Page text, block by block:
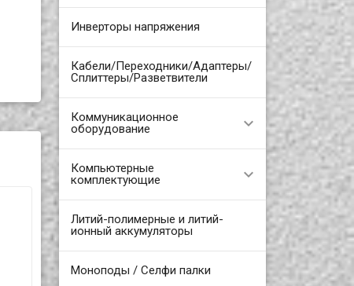
Инверторы напряжения
Кабели/Переходники/Адаптеры/
Сплиттеры/Разветвители
Коммуникационное
оборудование
Компьютерные
комплектующие
Литий-полимерные и литий-
ионный аккумуляторы
Моноподы / Селфи палки